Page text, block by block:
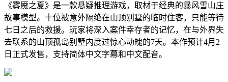
《雾魇之夏》是一款悬疑推理游戏，取材于经典的暴风雪山庄
故事模型。十位被意外隔绝在山顶别墅的临时住客，只能等待
七日之后的救援。玩家将深入案件幸存者的记忆，在与外界失
去联系的山顶孤岛别墅内度过惊心动魄的7天。本作预计4月2
日正式发售，支持简体中文字幕和中文配音。